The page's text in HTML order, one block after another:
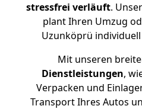
stressfrei verläuft.
plant Ihren Umzug
Uzunköprü
Mit unseren
Dienstleistungen,
Verpacken und
Transport Ihres Autos